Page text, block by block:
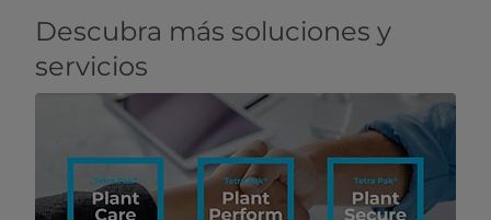
Descubra más soluciones y
servicios